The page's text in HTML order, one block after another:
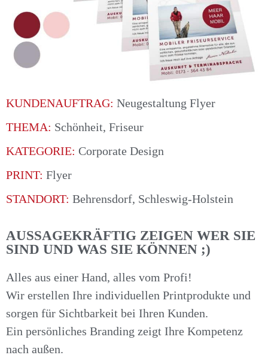
KUNDENAUFTRAG: Neugestaltung Flyer
THEMA: Schönheit, Friseur
KATEGORIE: Corporate Design
PRINT: Flyer
STANDORT: Behrensdorf, Schleswig-Holstein
AUSSAGEKRÄFTIG ZEIGEN WER SIE
SIND UND WAS SIE KÖNNEN ;)
Alles aus einer Hand, alles vom Profi!
Wir erstellen Ihre individuellen Printprodukte und
sorgen für Sichtbarkeit bei Ihren Kunden.
Ein persönliches Branding zeigt Ihre Kompetenz
nach außen.